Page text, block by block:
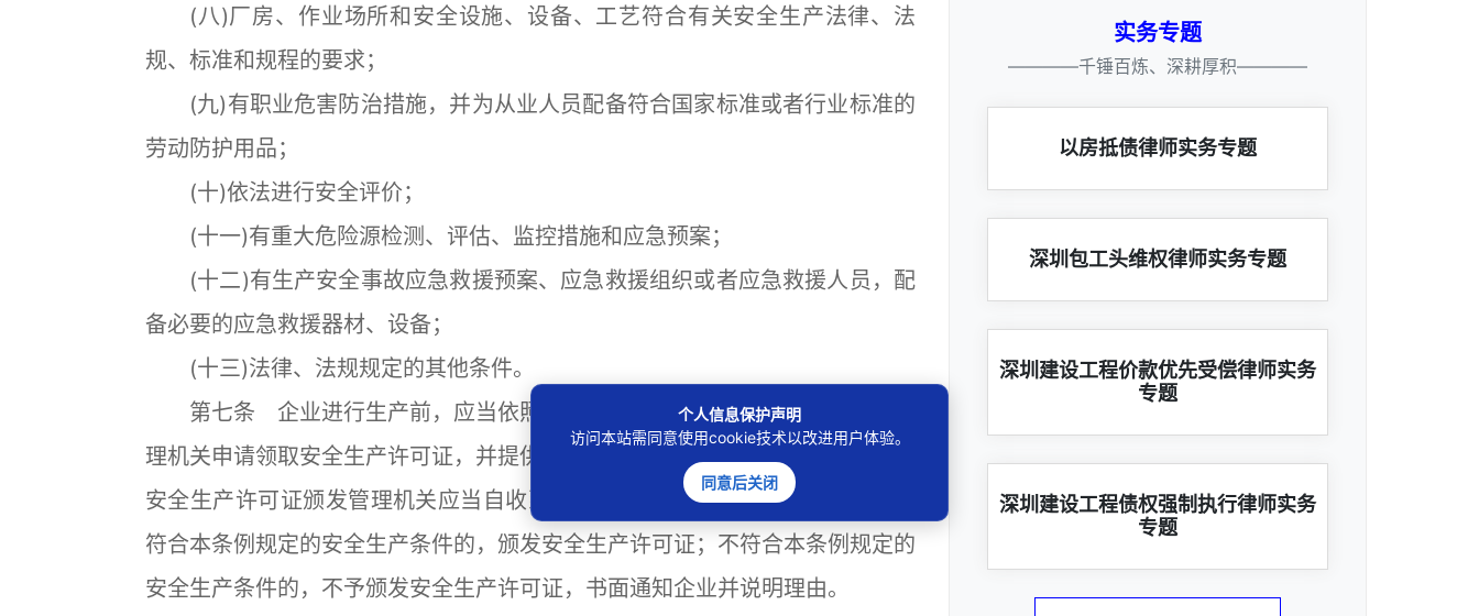
(八)厂房、作业场所和安全设施、设备、工艺符合有关安全生产法律、法
规、标准和规程的要求；
(九)有职业危害防治措施，并为从业人员配备符合国家标准或者行业标准的
劳动防护用品；
(十)依法进行安全评价；
(十一)有重大危险源检测、评估、监控措施和应急预案；
(十二)有生产安全事故应急救援预案、应急救援组织或者应急救援人员，配
备必要的应急救援器材、设备；
(十三)法律、法规规定的其他条件。
第七条 企业进行生产前，应当依照本条例的规定向安全生产许可证颁发管
理机关申请领取安全生产许可证，并提供本条例第六条规定的相关文件、资料。
安全生产许可证颁发管理机关应当自收到申请之日起45日内审查完毕，经审查
符合本条例规定的安全生产条件的，颁发安全生产许可证；不符合本条例规定的
安全生产条件的，不予颁发安全生产许可证，书面通知企业并说明理由。
实务专题
————千锤百炼、深耕厚积————
以房抵债律师实务专题
深圳包工头维权律师实务专题
深圳建设工程价款优先受偿律师实务
专题
深圳建设工程债权强制执行律师实务
专题
个人信息保护声明
访问本站需同意使用cookie技术以改进用户体验。
同意后关闭